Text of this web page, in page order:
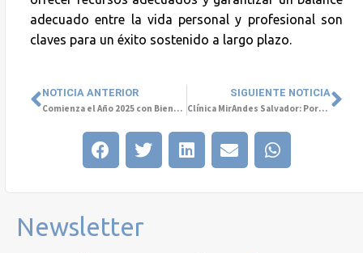
adecuado entre la vida personal y profesional son
claves para un éxito sostenido a largo plazo.
NOTICIA ANTERIOR
Comienza el Año 2025 con Bienestar y Salud Mental: Consejos para un Nuevo Comienzo
SIGUIENTE NOTICIA
Clínica MirAndes Salvador: Porque la salud mental también se nutre de momentos de armonía y cuidado.
Newsletter